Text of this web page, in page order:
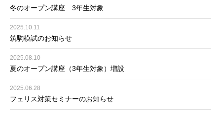
冬のオープン講座 3年生対象
2025.10.11
筑駒模試のお知らせ
2025.08.10
夏のオープン講座（3年生対象）増設
2025.06.28
フェリス対策セミナーのお知らせ